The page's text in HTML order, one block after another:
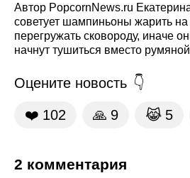
Автор PopcornNews.ru
советует шампиньоны жарить
перегружать сковороду, иначе
начнут тушиться вместо
Оцените новость
❤️ 102 🙏 9 😹 5
2 комментария